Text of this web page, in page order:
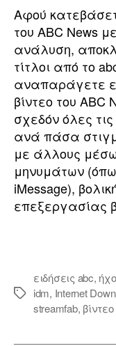
Αφού
του ABC News
ανάλυση,
τίτλοι από το
αναπαράγετε
βίντεο του ABC
σχεδόν όλες
ανά πάσα
με άλλους
μηνυμάτων
iMessage),
επεξεργασίας
Ετικέτες
ειδήσεις abc,
idm, Internet
streamfab, βίντεο